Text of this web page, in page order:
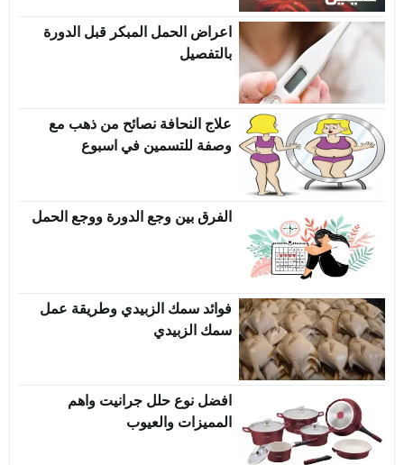
اعراض الحمل المبكر قبل الدورة
بالتفصيل
علاج النحافة نصائح من ذهب مع
وصفة للتسمين في اسبوع
الفرق بين وجع الدورة ووجع الحمل
فوائد سمك الزبيدي وطريقة عمل
سمك الزبيدي
افضل نوع حلل جرانيت واهم
المميزات والعيوب